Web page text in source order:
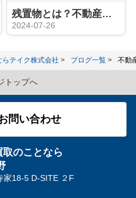
残置物とは？不動産売却時に残置物が引き起こすトラブル事例を解説
2024-07-26
テイク株式会社 ブログ一覧 不動
トップへ
問い合わせ
のことなら
家18-5 D-SITE ２F